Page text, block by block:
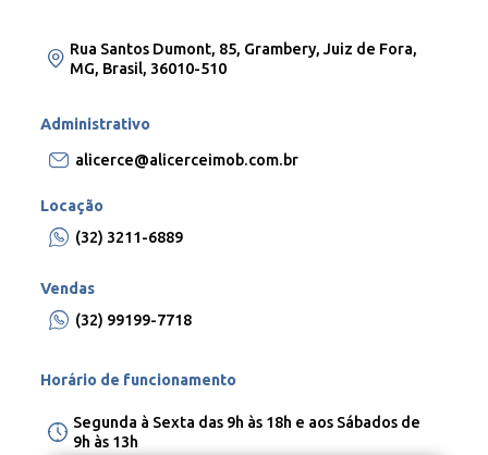
Rua Santos Dumont, 85, Grambery, Juiz de Fora,
MG, Brasil, 36010-510
Administrativo
alicerce@alicerceimob.com.br
Locação
(32) 3211-6889
Vendas
(32) 99199-7718
Horário de funcionamento
Segunda à Sexta das 9h às 18h e aos Sábados de
9h às 13h